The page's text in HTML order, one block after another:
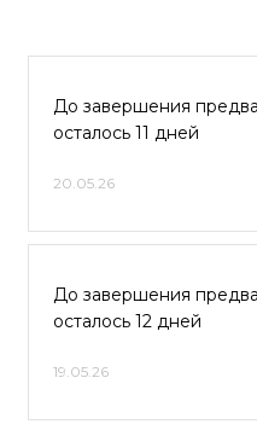
До завершения
осталось 11 дней
20.05.26
До завершения
осталось 12 дней
19.05.26